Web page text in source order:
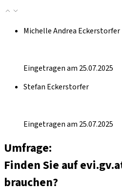
Michelle Andrea Eckerstorfer
Eingetragen am 25.07.2025
Stefan Eckerstorfer
Eingetragen am 25.07.2025
Umfrage:
Finden Sie auf
brauchen?